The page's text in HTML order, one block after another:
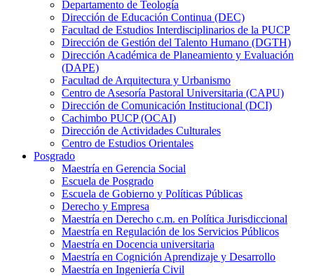
Departamento de Teología
Dirección de Educación Continua (DEC)
Facultad de Estudios Interdisciplinarios de la PUCP
Dirección de Gestión del Talento Humano (DGTH)
Dirección Académica de Planeamiento y Evaluación
(DAPE)
Facultad de Arquitectura y Urbanismo
Centro de Asesoría Pastoral Universitaria (CAPU)
Dirección de Comunicación Institucional (DCI)
Cachimbo PUCP (OCAI)
Dirección de Actividades Culturales
Centro de Estudios Orientales
Posgrado
Maestría en Gerencia Social
Escuela de Posgrado
Escuela de Gobierno y Políticas Públicas
Derecho y Empresa
Maestría en Derecho c.m. en Política Jurisdiccional
Maestría en Regulación de los Servicios Públicos
Maestría en Docencia universitaria
Maestría en Cognición Aprendizaje y Desarrollo
Maestría en Ingeniería Civil